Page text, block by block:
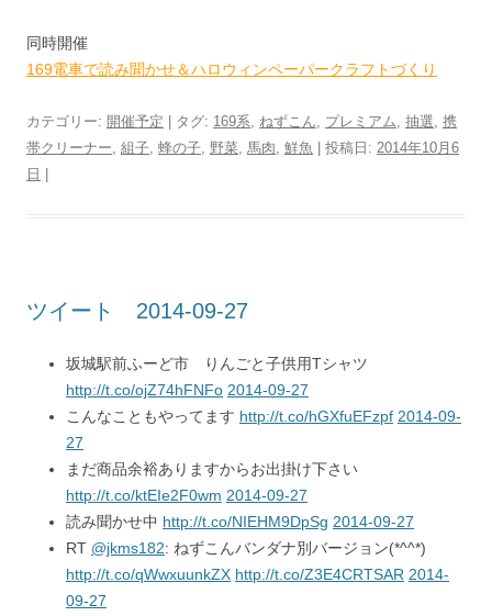
同時開催
169電車で読み聞かせ＆ハロウィンペーパークラフトづくり
カテゴリー: 開催予定 | タグ: 169系 ねずこん プレミアム 抽選 携
帯クリーナー 組子 蜂の子 野菜 馬肉 鮮魚 | 投稿日: 2014年10月6
日
ツイート 2014-09-27
坂城駅前ふーど市 りんごと子供用Tシャツ
http://t.co/ojZ74hFNFo 2014-09-27
こんなこともやってます http://t.co/hGXfuEFzpf 2014-09-
27
まだ商品余裕ありますからお出掛け下さい
http://t.co/ktEIe2F0wm 2014-09-27
読み聞かせ中 http://t.co/NIEHM9DpSg 2014-09-27
RT @jkms182: ねずこんバンダナ別バージョン(*^^*)
http://t.co/qWwxuunkZX http://t.co/Z3E4CRTSAR 2014-
09-27